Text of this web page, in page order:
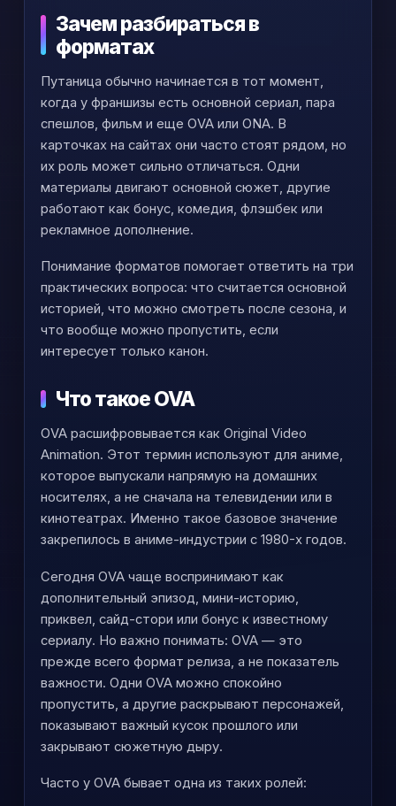
Зачем разбираться в
форматах
Путаница обычно начинается в тот момент,
когда у франшизы есть основной сериал, пара
спешлов, фильм и еще OVA или ONA. В
карточках на сайтах они часто стоят рядом, но
их роль может сильно отличаться. Одни
материалы двигают основной сюжет, другие
работают как бонус, комедия, флэшбек или
рекламное дополнение.
Понимание форматов помогает ответить на три
практических вопроса: что считается основной
историей, что можно смотреть после сезона, и
что вообще можно пропустить, если
интересует только канон.
Что такое OVA
OVA расшифровывается как Original Video
Animation. Этот термин используют для аниме,
которое выпускали напрямую на домашних
носителях, а не сначала на телевидении или в
кинотеатрах. Именно такое базовое значение
закрепилось в аниме-индустрии с 1980-х годов.
Сегодня OVA чаще воспринимают как
дополнительный эпизод, мини-историю,
приквел, сайд-стори или бонус к известному
сериалу. Но важно понимать: OVA — это
прежде всего формат релиза, а не показатель
важности. Одни OVA можно спокойно
пропустить, а другие раскрывают персонажей,
показывают важный кусок прошлого или
закрывают сюжетную дыру.
Часто у OVA бывает одна из таких ролей: